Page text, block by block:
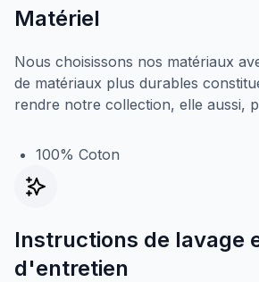
Matériel
Nous choisissons nos matériaux
de matériaux plus durables
rendre notre collection, elle aussi,
100% Coton
Instructions de lavage
d'entretien